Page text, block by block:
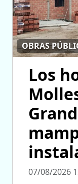
OBRAS
Los
07/08/2026